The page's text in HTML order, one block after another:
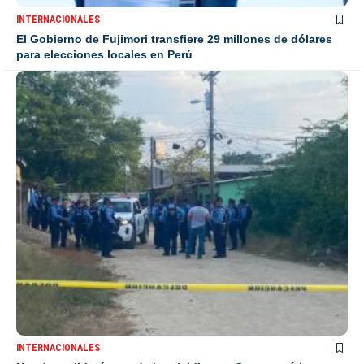
INTERNACIONALES
El Gobierno de Fujimori transfiere 29 millones de dólares
para elecciones locales en Perú
INTERNACIONALES